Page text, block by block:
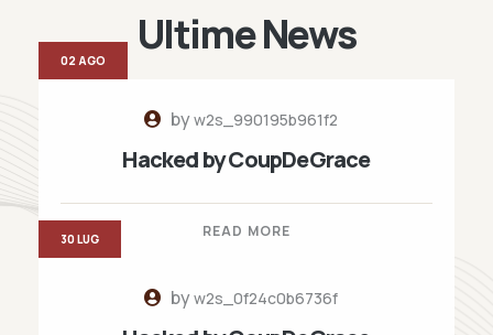
Ultime News
byw2s_990195b961f2
Hacked by CoupDeGrace
READ MORE
02 AGO
byw2s_0f24c0b6736f
30 LUG